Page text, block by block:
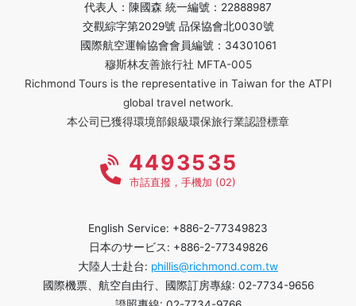
代表人：陳國森 統一編號：22888987
交觀綜字第2029號 品保協會北0030號
國際航空運輸協會會員編號：34301061
穆斯林友善旅行社 MFTA-005
Richmond Tours is the representative in Taiwan for the ATPI
global travel network.
本公司已獲得環境部銀級環保旅行業認證標章
4493535
市話直撥，手機加 (02)
English Service: +886-2-77349823
日本のサービス: +886-2-77349826
大陸人士赴台: phillis@richmond.com.tw
國際機票、航空自由行、國際訂房專線: 02-7734-9656